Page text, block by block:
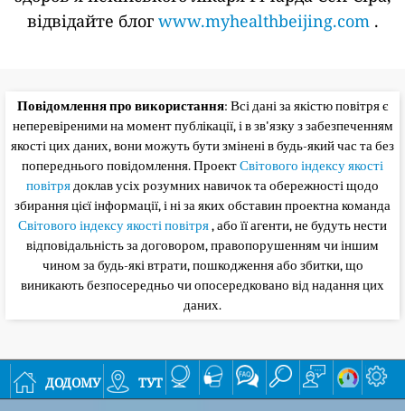
відвідайте блог www.myhealthbeijing.com.
Повідомлення про використання: Всі дані за якістю повітря є
неперевіреними на момент публікації, і в зв'язку з забезпеченням
якості цих даних, вони можуть бути змінені в будь-який час та без
попереднього повідомлення. ПроектСвітового індексу якості
повітрядоклав усіх розумних навичок та обережності щодо
збирання цієї інформації, і ні за яких обставин проектна команда
Світового індексу якості повітря, або її агенти, не будуть нести
відповідальність за договором, правопорушенням чи іншим
чином за будь-які втрати, пошкодження або збитки, що
виникають безпосередньо чи опосередковано від надання цих
даних.
додому тут